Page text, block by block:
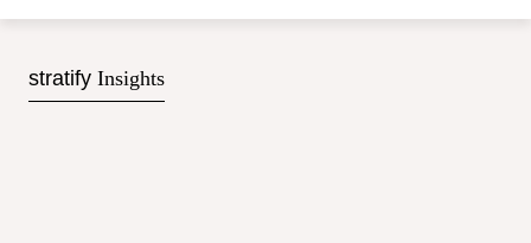
stratify Insights